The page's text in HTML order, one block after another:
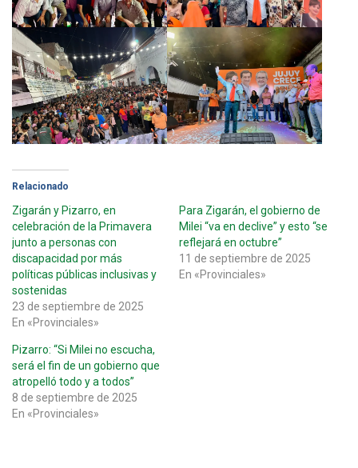
Relacionado
Zigarán y Pizarro, en
celebración de la Primavera
junto a personas con
discapacidad por más
políticas públicas inclusivas y
sostenidas
23 de septiembre de 2025
En «Provinciales»
Para Zigarán, el gobierno de
Milei “va en declive” y esto “se
reflejará en octubre”
11 de septiembre de 2025
En «Provinciales»
Pizarro: “Si Milei no escucha,
será el fin de un gobierno que
atropelló todo y a todos”
8 de septiembre de 2025
En «Provinciales»